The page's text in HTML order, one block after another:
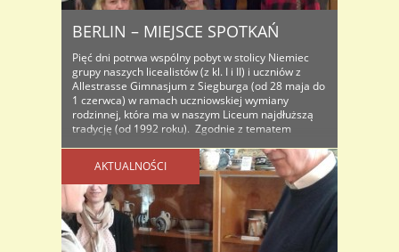
BERLIN – MIEJSCE SPOTKAŃ
Pięć dni potrwa wspólny pobyt w stolicy Niemiec
grupy naszych licealistów (z kl. I i II) i uczniów z
Allestrasse Gimnasjum z Siegburga (od 28 maja do
1 czerwca) w ramach uczniowskiej wymiany
rodzinnej, która ma w naszym Liceum najdłuższą
tradycję (od 1992 roku). Zgodnie z tematem
AKTUALNOŚCI